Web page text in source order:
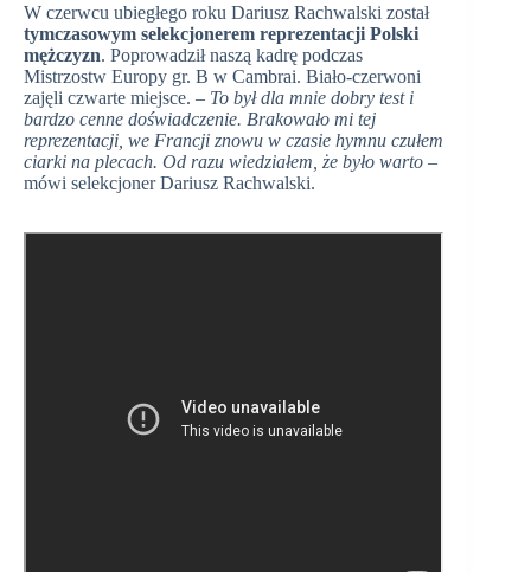
W czerwcu ubiegłego roku Dariusz Rachwalski został
tymczasowym selekcjonerem reprezentacji Polski
mężczyzn. Poprowadził naszą kadrę podczas
Mistrzostw Europy gr. B w Cambrai. Biało-czerwoni
zajęli czwarte miejsce. – To był dla mnie dobry test i
bardzo cenne doświadczenie. Brakowało mi tej
reprezentacji, we Francji znowu w czasie hymnu czułem
ciarki na plecach. Od razu wiedziałem, że było warto –
mówi selekcjoner Dariusz Rachwalski.